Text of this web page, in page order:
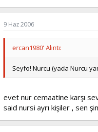
9 Haz 2006
ercan1980' Alıntı:
Seyfo! Nurcu (yada Nurcu
evet nur cemaatine karşı
said nursi ayrı kişiler , sen